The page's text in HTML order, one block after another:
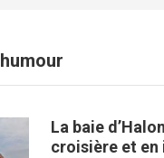
humour
La baie
croisière et